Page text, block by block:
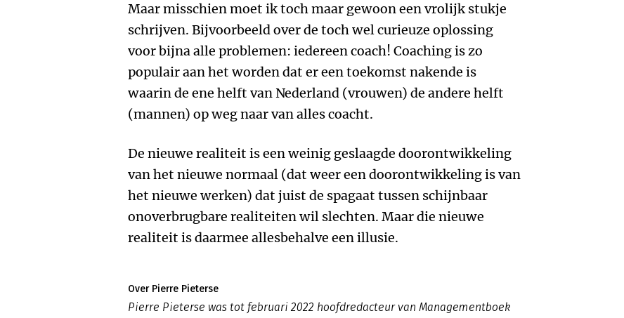
Maar misschien moet ik toch maar gewoon een vrolijk stukje
schrijven. Bijvoorbeeld over de toch wel curieuze oplossing
voor bijna alle problemen: iedereen coach! Coaching is zo
populair aan het worden dat er een toekomst nakende is
waarin de ene helft van Nederland (vrouwen) de andere helft
(mannen) op weg naar van alles coacht.
De nieuwe realiteit is een weinig geslaagde doorontwikkeling
van het nieuwe normaal (dat weer een doorontwikkeling is van
het nieuwe werken) dat juist de spagaat tussen schijnbaar
onoverbrugbare realiteiten wil slechten. Maar die nieuwe
realiteit is daarmee allesbehalve een illusie.
Over Pierre Pieterse
Pierre Pieterse was tot februari 2022 hoofdredacteur van Managementboek